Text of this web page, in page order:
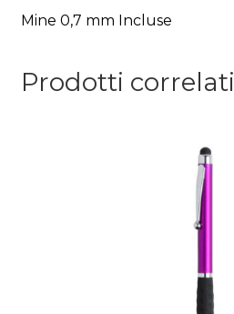
Mine 0,7 mm Incluse
Prodotti correlati